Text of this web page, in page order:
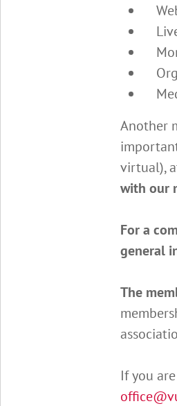
Another
virtual),
with our
For a
general
The
If you